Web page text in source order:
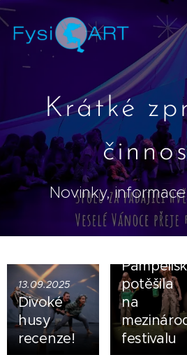
Krátké
Novinky,
13.09.2025
Divoké
husy
recenze!
potěšila
na
festivalu